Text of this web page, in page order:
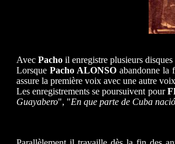
Avec Pachoil enregistre plusieurs disques
Lorsque Pacho ALONSOabandonne la
assure la première voix avec une autre
Les enregistrements se poursuivent pour
Guayabero", "En que parte de Cuba